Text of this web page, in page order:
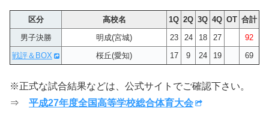
区分 高校名 1Q 2Q 3Q 4Q OT 合計
男子決勝
明成(宮城) 23 24 18 27
92
戦評＆BOX
桜丘(愛知) 17 9 24 19 69
※正式な試合結果などは、公式サイトでご確認下さい。
⇒ 平成27年度全国高等学校総合体育大会